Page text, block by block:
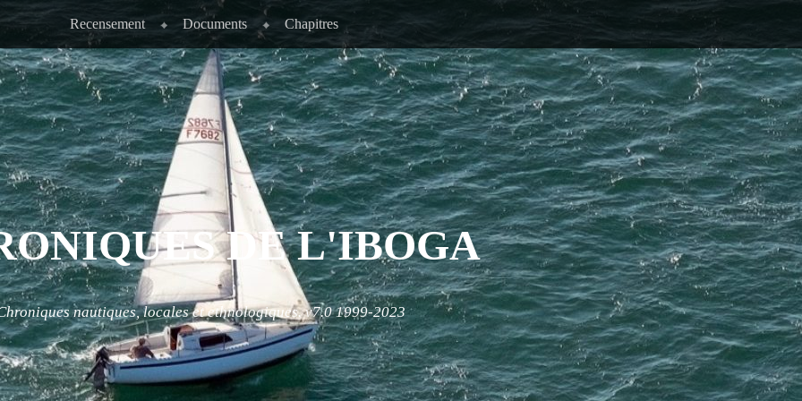
Recensement Documents Chapitres
DE L'IBOGA
nautiques, locales et ethnologiques. v7.0 1999-2023